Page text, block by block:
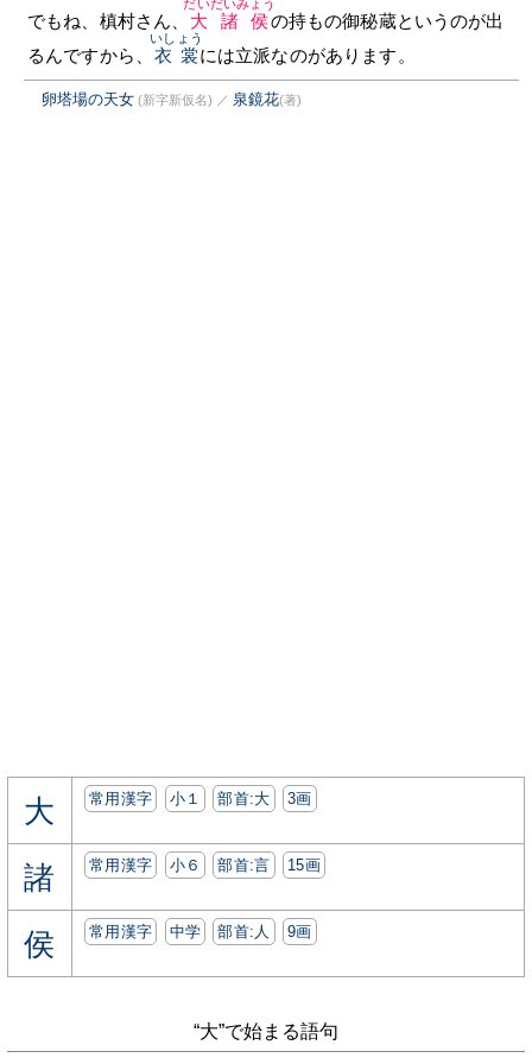
でもね、槙村さん、 大諸侯
だいだいみょう
の持もの御秘蔵というのが出
るんですから、 衣裳
いしょう
には立派なのがあります。
卵塔場の天女 (新字新仮名) ／ 泉鏡花(著)
大 常用漢字 小１ 部首:⼤ 3画
諸 常用漢字 小６ 部首:⾔ 15画
侯 常用漢字 中学 部首:⼈ 9画
“大”で始まる語句